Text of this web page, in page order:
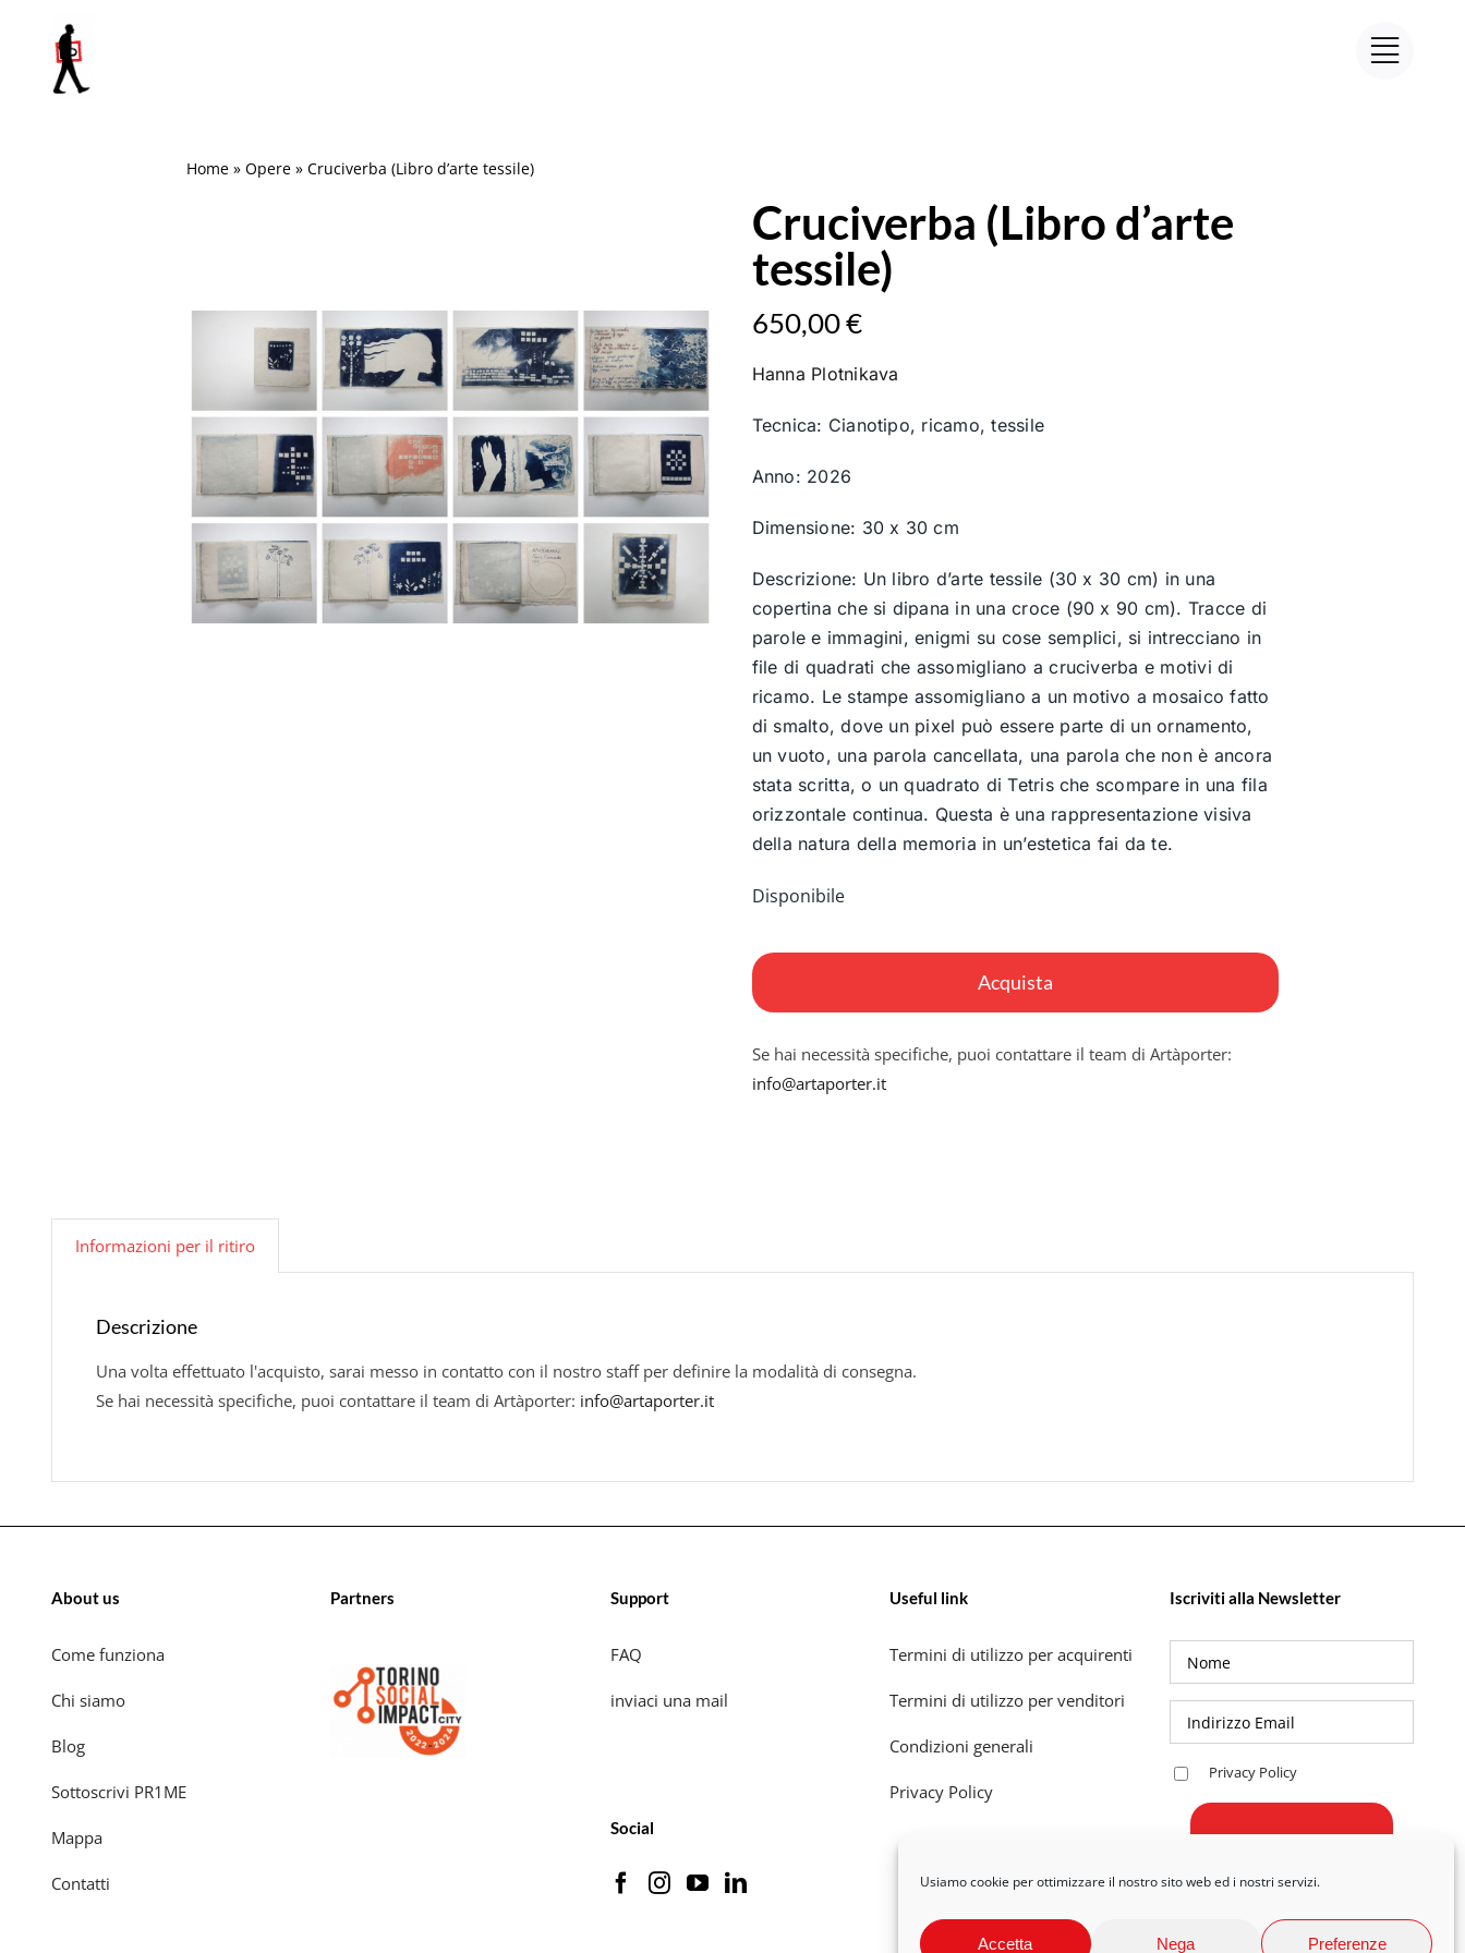
Usiamo cookie per ottimizzare il nostro sito web ed i nostri servizi.
Accetta Nega Preferenze
contenuto
Home »Opere »Cruciverba (Libro d’arte tessile)
Cruciverba (Libro d’arte
tessile)
650,00€
Hanna Plotnikava
Tecnica: Cianotipo, ricamo, tessile
Anno: 2026
Dimensione: 30 x 30 cm
Descrizione: Un libro d’arte tessile (30 x 30 cm) in una
copertina che si dipana in una croce (90 x 90 cm). Tracce di
parole e immagini, enigmi su cose semplici, si intrecciano in
file di quadrati che assomigliano a cruciverba e motivi di
ricamo. Le stampe assomigliano a un motivo a mosaico fatto
di smalto, dove un pixel può essere parte di un ornamento,
un vuoto, una parola cancellata, una parola che non è ancora
stata scritta, o un quadrato di Tetris che scompare in una fila
orizzontale continua. Questa è una rappresentazione visiva
della natura della memoria in un’estetica fai da te.
Disponibile
quantità
Acquista
Se hai necessità specifiche, puoi contattare il team di Artàporter:
info@artaporter.it
Informazioni per il ritiro
Descrizione
Una volta effettuato l'acquisto, sarai messo in contatto con il nostro staff per definire la modalità di consegna.
Se hai necessità specifiche, puoi contattare il team di Artàporter: info@artaporter.it
About us
Come funziona
Chi siamo
Blog
Sottoscrivi PR1ME
Mappa
Contatti
Partners Support
FAQ
inviaci una mail
Social
Useful link
Termini di utilizzo per acquirenti
Termini di utilizzo per venditori
Condizioni generali
Privacy Policy
Iscriviti alla Newsletter
Privacy Policy